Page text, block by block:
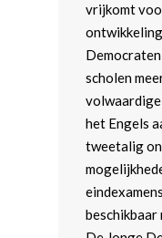
vrijkomt
scholen
het Engels
tweetalig
beschikbaar